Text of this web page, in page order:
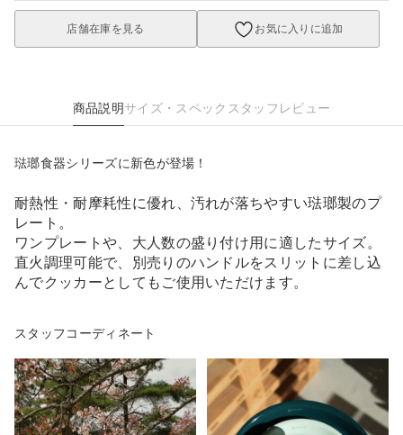
店舗在庫を見る お気に入りに追加
商品説明サイズ・スペック スタッフレビュー
琺瑯食器シリーズに新色が登場！
耐熱性・耐摩耗性に優れ、汚れが落ちやすい琺瑯製のプ
レート。
ワンプレートや、大人数の盛り付け用に適したサイズ。
直火調理可能で、別売りのハンドルをスリットに差し込
んでクッカーとしてもご使用いただけます。
スタッフコーディネート